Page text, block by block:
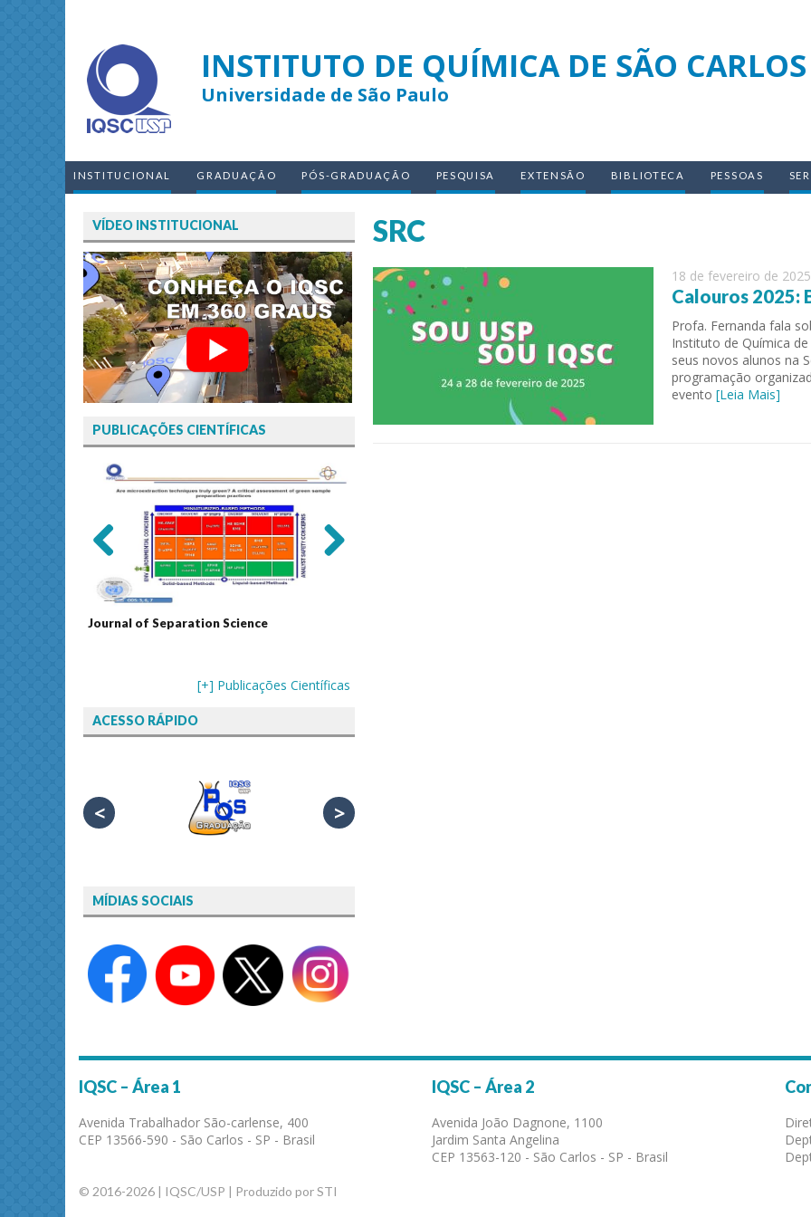
INSTITUTO DE QUÍMICA DE SÃO CARLOS
Universidade de São Paulo
INSTITUCIONAL GRADUAÇÃO PÓS-GRADUAÇÃO PESQUISA EXTENSÃO BIBLIOTECA PESSOAS
SRC
18 de fevereiro de 2025
Calouros 2025:
Profa. Fernanda fala
Instituto de Química
seus novos alunos na
programação
evento [Leia Mais]
VÍDEO INSTITUCIONAL
PUBLICAÇÕES CIENTÍFICAS
Journal of Separation Science
Previ
ous
[+] Publicações Científicas
ACESSO RÁPIDO
< >
MÍDIAS SOCIAIS
IQSC – Área 1
Avenida Trabalhador São-carlense, 400
CEP 13566-590 - São Carlos - SP - Brasil
IQSC – Área 2
Avenida João Dagnone, 1100
Jardim Santa Angelina
CEP 13563-120 - São Carlos - SP - Brasil
© 2016-2026 | IQSC/USP | Produzido por STI